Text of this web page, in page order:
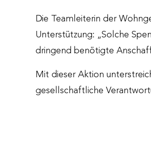
Die Teamleiterin der
Unterstützung: „Solche
dringend benötigte
Mit dieser Aktion
gesellschaftliche